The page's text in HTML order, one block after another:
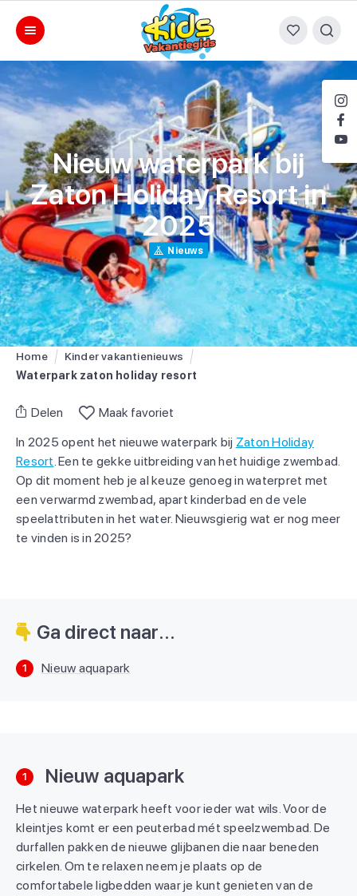
Nieuw waterpark bij
Zaton Holiday Resort in
2025
Nieuws
Home
Kinder vakantienieuws
Waterpark zaton holiday resort
Delen
Maak favoriet
In 2025 opent het nieuwe waterpark bij Zaton Holiday
Resort. Een te gekke uitbreiding van het huidige zwembad.
Op dit moment heb je al keuze genoeg in waterpret met
een verwarmd zwembad, apart kinderbad en de vele
speelattributen in het water. Nieuwsgierig wat er nog meer
te vinden is in 2025?
Ga direct naar...
1 Nieuw aquapark
1 Nieuw aquapark
Het nieuwe waterpark heeft voor ieder wat wils. Voor de
kleintjes komt er een peuterbad mét speelzwembad. De
durfallen pakken de nieuwe glijbanen die naar beneden
cirkelen. Om te relaxen neem je plaats op de
comfortabele ligbedden waar je kunt genieten van de